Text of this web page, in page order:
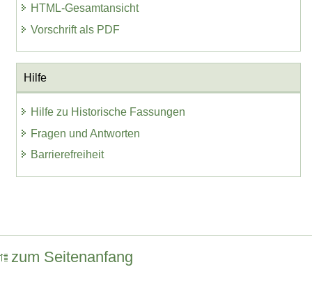
HTML-Gesamtansicht
Vorschrift als PDF
Hilfe
Hilfe zu Historische Fassungen
Fragen und Antworten
Barrierefreiheit
zum Seitenanfang